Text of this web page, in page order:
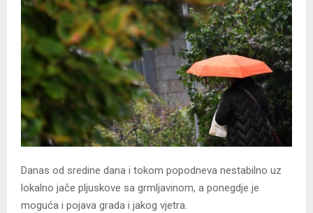
Danas od sredine dana i tokom popodneva nestabilno uz
lokalno jače pljuskove sa grmljavinom, a ponegdje je
moguća i pojava grada i jakog vjetra.